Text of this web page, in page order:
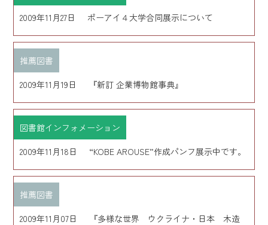
2009年11月27日
ポーアイ４大学合同展示について
推薦図書
2009年11月19日
『新訂 企業博物館事典』
図書館インフォメーション
2009年11月18日
“KOBE AROUSE”作成パンフ展示中です。
推薦図書
2009年11月07日
『多様な世界 ウクライナ・日本 木造